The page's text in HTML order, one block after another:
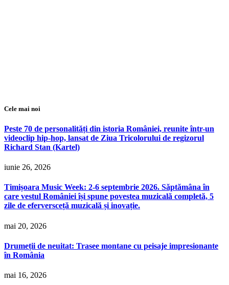
Cele mai noi
Peste 70 de personalități din istoria României, reunite într-un
videoclip hip-hop, lansat de Ziua Tricolorului de regizorul
Richard Stan (Kartel)
iunie 26, 2026
Timișoara Music Week: 2-6 septembrie 2026. Săptămâna în
care vestul României își spune povestea muzicală completă, 5
zile de eferversceță muzicală și inovație.
mai 20, 2026
Drumeții de neuitat: Trasee montane cu peisaje impresionante
în România
mai 16, 2026